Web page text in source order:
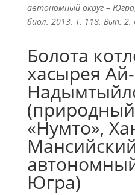
автономный округ –
биол. 2013. Т. 118. Вып. 2.
Болота
хасырея Ай-
«Нумто»,
Югра)